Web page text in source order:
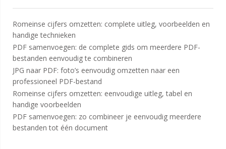
Romeinse cijfers omzetten: complete uitleg, voorbeelden en
handige technieken
PDF samenvoegen: de complete gids om meerdere PDF-
bestanden eenvoudig te combineren
JPG naar PDF: foto’s eenvoudig omzetten naar een
professioneel PDF-bestand
Romeinse cijfers omzetten: eenvoudige uitleg, tabel en
handige voorbeelden
PDF samenvoegen: zo combineer je eenvoudig meerdere
bestanden tot één document